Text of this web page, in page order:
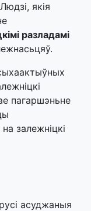
якія
разладамі
пагаршэньне
залежніцкі
асуджаныя